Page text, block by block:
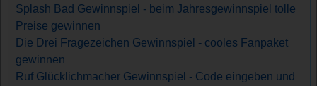
Splash Bad Gewinnspiel - beim Jahresgewinnspiel tolle
Preise gewinnen
Die Drei Fragezeichen Gewinnspiel - cooles Fanpaket
gewinnen
Ruf Glücklichmacher Gewinnspiel - Code eingeben und